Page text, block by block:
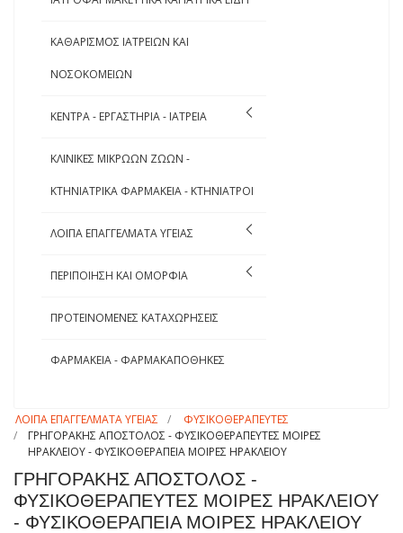
ΚΑΘΑΡΙΣΜΟΣ ΙΑΤΡΕΙΩΝ ΚΑΙ
ΝΟΣΟΚΟΜΕΙΩΝ
ΚΕΝΤΡΑ - ΕΡΓΑΣΤΗΡΙΑ - ΙΑΤΡΕΙΑ
ΚΛΙΝΙΚΕΣ ΜΙΚΡΩΩΝ ΖΩΩΝ -
ΚΤΗΝΙΑΤΡΙΚΑ ΦΑΡΜΑΚΕΙΑ - ΚΤΗΝΙΑΤΡΟΙ
ΛΟΙΠΑ ΕΠΑΓΓΕΛΜΑΤΑ ΥΓΕΙΑΣ
ΠΕΡΙΠΟΙΗΣΗ ΚΑΙ ΟΜΟΡΦΙΑ
ΠΡΟΤΕΙΝΟΜΕΝΕΣ ΚΑΤΑΧΩΡΗΣΕΙΣ
ΦΑΡΜΑΚΕΙΑ - ΦΑΡΜΑΚΑΠΟΘΗΚΕΣ
ΛΟΙΠΑ ΕΠΑΓΓΕΛΜΑΤΑ ΥΓΕΙΑΣ
ΦΥΣΙΚΟΘΕΡΑΠΕΥΤΕΣ
ΓΡΗΓΟΡΑΚΗΣ ΑΠΟΣΤΟΛΟΣ - ΦΥΣΙΚΟΘΕΡΑΠΕΥΤΕΣ ΜΟΙΡΕΣ
ΗΡΑΚΛΕΙΟΥ - ΦΥΣΙΚΟΘΕΡΑΠΕΙΑ ΜΟΙΡΕΣ ΗΡΑΚΛΕΙΟΥ
ΓΡΗΓΟΡΑΚΗΣ ΑΠΟΣΤΟΛΟΣ -
ΦΥΣΙΚΟΘΕΡΑΠΕΥΤΕΣ ΜΟΙΡΕΣ ΗΡΑΚΛΕΙΟΥ
- ΦΥΣΙΚΟΘΕΡΑΠΕΙΑ ΜΟΙΡΕΣ ΗΡΑΚΛΕΙΟΥ